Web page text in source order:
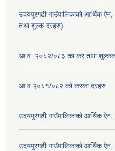
उदयपुरगढी गाउँपालिकाको
तथा शुल्क दरहरु)
आ.व. २०८२/०८३ का कर तथा
आ व २०८१/०८२ को करका दरहरु
उदयपुरगढी गाउँपालिकाको आर्थिक
उदयपुरगढी गाउँपालिकाको आर्थिक